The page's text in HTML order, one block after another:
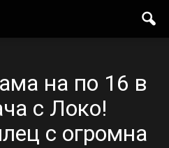
на по 16 в
с Локо!
с огромна